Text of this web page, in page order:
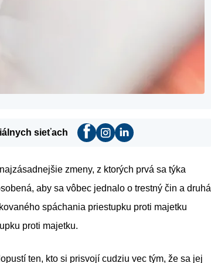
sieťach
zmeny, z ktorých prvá sa týka
aby sa vôbec jednalo o trestný čin a druhá
spáchania priestupku proti majetku
proti majetku.
ten, kto si prisvojí cudziu vec tým, že sa jej